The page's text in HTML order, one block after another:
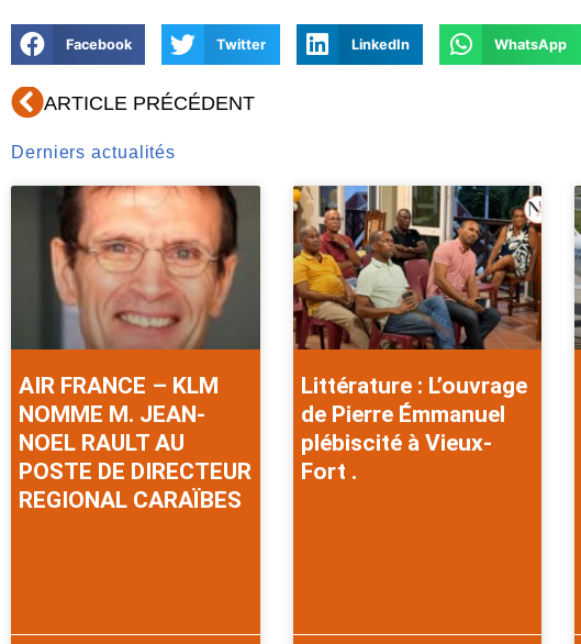
Facebook Twitter LinkedIn WhatsApp
Précédent
ARTICLE PRÉCÉDENT
Derniers actualités
AIR FRANCE – KLM
NOMME M. JEAN-
NOEL RAULT AU
POSTE DE DIRECTEUR
REGIONAL CARAÏBES
Littérature : L’ouvrage
de Pierre Émmanuel
plébiscité à Vieux-
Fort .